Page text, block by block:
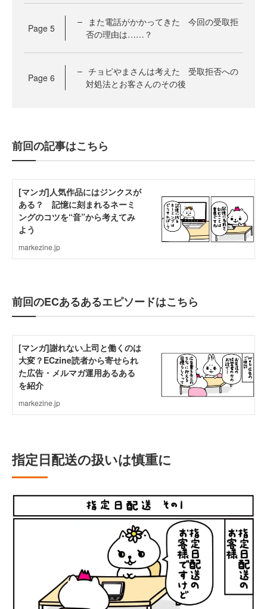
Page 5
また電話がかかってきた 今回の受取拒
否の理由は……？
Page 6
チョピやまさんは考えた 受取拒否への
対処法とお客さんのその後
前回の記事はこちら
前回のECあるあるエピソードはこちら
指定日配送の扱いは慎重に